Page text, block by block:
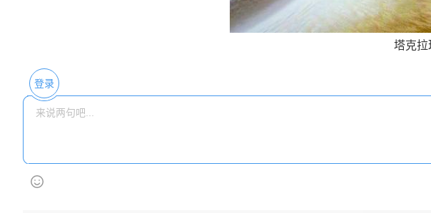
塔克拉
登录